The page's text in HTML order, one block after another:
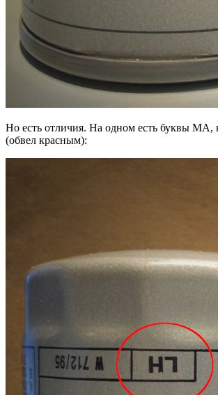
Но есть отличия. На одном есть буквы MA,
(обвел красным):